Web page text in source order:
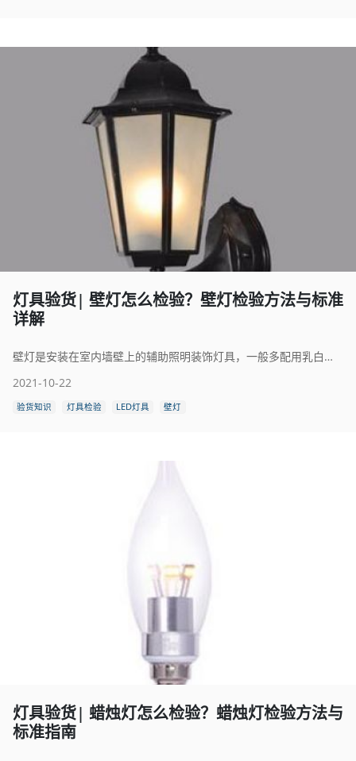
灯具验货| 壁灯怎么检验？壁灯检验方法与标准
详解
壁灯是安装在室内墙壁上的辅助照明装饰灯具，一般多配用乳白色的玻璃灯罩。灯泡功率多在15-40瓦左右，光线淡雅和谐，可把环境点缀得优雅、富丽，尤以新婚居室特别适合。壁灯的种类和样式较多，一般常见的吸顶灯、变色壁灯、床头壁灯、镜前壁灯等。壁灯的质量，是通过检验来确定的。那么壁灯怎么检验呢？本文将为大家详细介绍一下壁灯检验方法与标准，希望大家学有所成。
2021-10-22
验货知识 灯具检验 LED灯具 壁灯
灯具验货| 蜡烛灯怎么检验？蜡烛灯检验方法与
标准指南